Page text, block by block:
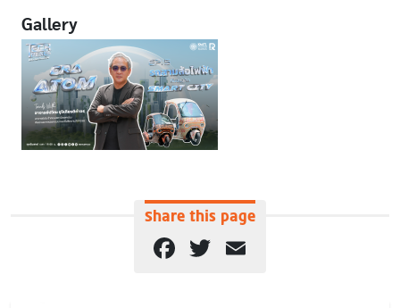
Gallery
Share this page
Facebook
Twitter